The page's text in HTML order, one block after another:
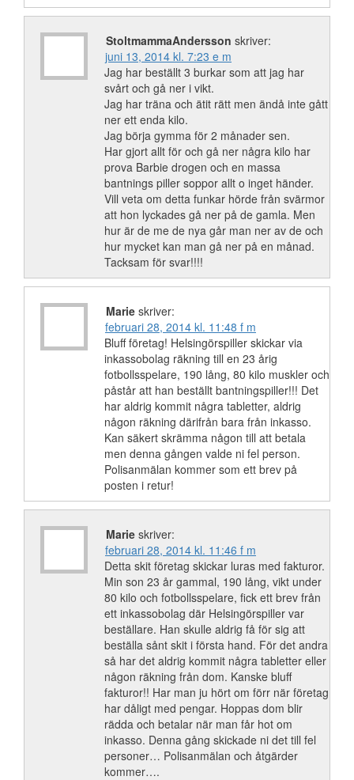
StoltmammaAndersson skriver:
juni 13, 2014 kl. 7:23 e m
Jag har beställt 3 burkar som att jag har
svårt och gå ner i vikt.
Jag har träna och ätit rätt men ändå inte gått
ner ett enda kilo.
Jag börja gymma för 2 månader sen.
Har gjort allt för och gå ner några kilo har
prova Barbie drogen och en massa
bantnings piller soppor allt o inget händer.
Vill veta om detta funkar hörde från svärmor
att hon lyckades gå ner på de gamla. Men
hur är de me de nya går man ner av de och
hur mycket kan man gå ner på en månad.
Tacksam för svar!!!!
Marie skriver:
februari 28, 2014 kl. 11:48 f m
Bluff företag! Helsingörspiller skickar via
inkassobolag räkning till en 23 årig
fotbollsspelare, 190 lång, 80 kilo muskler och
påstår att han beställt bantningspiller!!! Det
har aldrig kommit några tabletter, aldrig
någon räkning därifrån bara från inkasso.
Kan säkert skrämma någon till att betala
men denna gången valde ni fel person.
Polisanmälan kommer som ett brev på
posten i retur!
Marie skriver:
februari 28, 2014 kl. 11:46 f m
Detta skit företag skickar luras med fakturor.
Min son 23 år gammal, 190 lång, vikt under
80 kilo och fotbollsspelare, fick ett brev från
ett inkassobolag där Helsingörspiller var
beställare. Han skulle aldrig få för sig att
beställa sånt skit i första hand. För det andra
så har det aldrig kommit några tabletter eller
någon räkning från dom. Kanske bluff
fakturor!! Har man ju hört om förr när företag
har dåligt med pengar. Hoppas dom blir
rädda och betalar när man får hot om
inkasso. Denna gång skickade ni det till fel
personer… Polisanmälan och åtgärder
kommer….